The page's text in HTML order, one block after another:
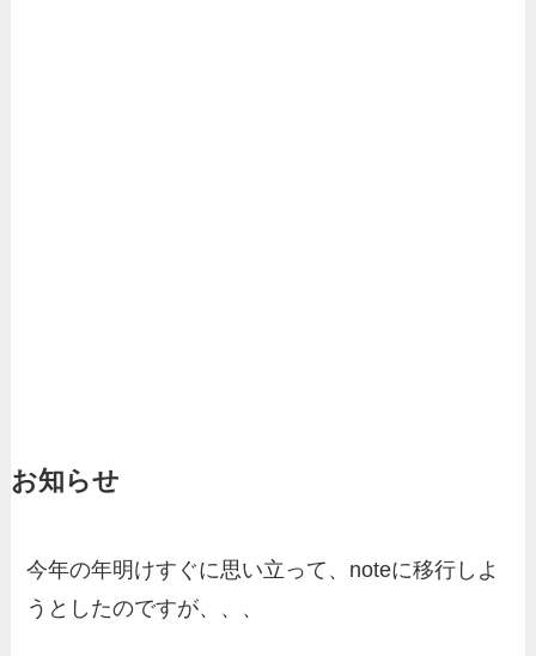
お知らせ
今年の年明けすぐに思い立って、noteに移行しよ
うとしたのですが、、、